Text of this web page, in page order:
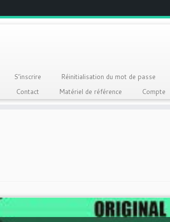
S’inscrire Réinitialisation du mot de passe
Contact Matériel de référence Compte